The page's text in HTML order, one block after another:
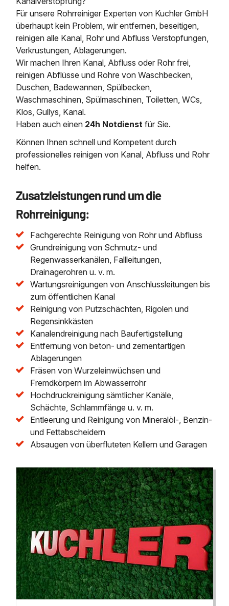
Für unsere Rohrreiniger Experten von Kuchler GmbH
überhaupt kein Problem, wir entfernen, beseitigen,
reinigen alle Kanal, Rohr und Abfluss Verstopfungen,
Verkrustungen, Ablagerungen.
Wir machen Ihren Kanal, Abfluss oder Rohr frei,
reinigen Abflüsse und Rohre von Waschbecken,
Duschen, Badewannen, Spülbecken,
Waschmaschinen, Spülmaschinen, Toiletten, WCs,
Klos, Gullys, Kanal.
Haben auch einen 24h Notdienst für Sie.
Können Ihnen schnell und Kompetent durch
professionelles reinigen von Kanal, Abfluss und Rohr
helfen.
Zusatzleistungen rund um die
Rohrreinigung:
Fachgerechte Reinigung von Rohr und Abfluss
Grundreinigung von Schmutz- und
Regenwasserkanälen, Fallleitungen,
Drainagerohren u. v. m.
Wartungsreinigungen von Anschlussleitungen bis
zum öffentlichen Kanal
Reinigung von Putzschächten, Rigolen und
Regensinkkästen
Kanalendreinigung nach Baufertigstellung
Entfernung von beton- und zementartigen
Ablagerungen
Fräsen von Wurzeleinwüchsen und
Fremdkörpern im Abwasserrohr
Hochdruckreinigung sämtlicher Kanäle,
Schächte, Schlammfänge u. v. m.
Entleerung und Reinigung von Mineralöl-, Benzin-
und Fettabscheidern
Absaugen von überfluteten Kellern und Garagen